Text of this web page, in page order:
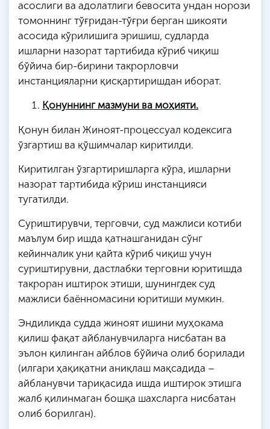
асослиги ва адолатлиги бевосита ундан норози
томоннинг тўғридан-тўғри берган шикояти
асосида кўрилишига эришиш, судларда
ишларни назорат тартибида кўриб чиқиш
бўйича бир-бирини такрорловчи
инстанцияларни қисқартиришдан иборат.
Қонуннинг мазмуни ва моҳияти.
Қонун билан Жиноят-процессуал кодексига
ўзгартиш ва қўшимчалар киритилди.
Киритилган ўзгартиришларга кўра, ишларни
назорат тартибида кўриш инстанцияси
тугатилди.
Суриштирувчи, терговчи, суд мажлиси котиби
маълум бир ишда қатнашганидан сўнг
кейинчалик уни қайта кўриб чиқиш учун
суриштирувни, дастлабки терговни юритишда
такроран иштирок этиши, шунингдек суд
мажлиси баённомасини юритиши мумкин.
Эндиликда судда жиноят ишини муҳокама
қилиш фақат айбланувчиларга нисбатан ва
эълон қилинган айблов бўйича олиб борилади
(илгари ҳақиқатни аниқлаш мақсадида –
айбланувчи тариқасида ишда иштирок этишга
жалб қилинмаган бошқа шахсларга нисбатан
олиб борилган).